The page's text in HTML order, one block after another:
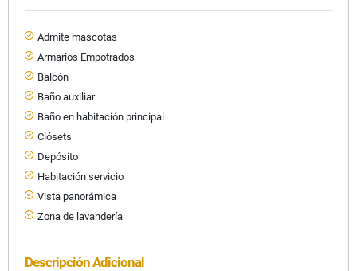
Admite mascotas
Armarios Empotrados
Balcón
Baño auxiliar
Baño en habitación principal
Clósets
Depósito
Habitación servicio
Vista panorámica
Zona de lavandería
Descripción Adicional